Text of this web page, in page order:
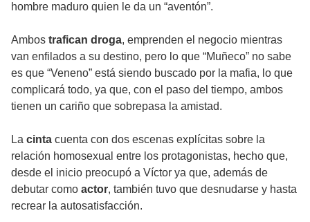
hombre maduro quien le da un “aventón”.
Ambos trafican droga, emprenden el negocio mientras
van enfilados a su destino, pero lo que “Muñeco” no sabe
es que “Veneno” está siendo buscado por la mafia, lo que
complicará todo, ya que, con el paso del tiempo, ambos
tienen un cariño que sobrepasa la amistad.
La cinta cuenta con dos escenas explícitas sobre la
relación homosexual entre los protagonistas, hecho que,
desde el inicio preocupó a Víctor ya que, además de
debutar como actor, también tuvo que desnudarse y hasta
recrear la autosatisfacción.